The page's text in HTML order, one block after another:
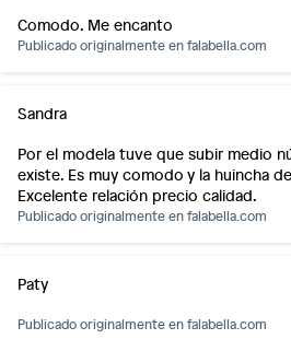
Comodo. Me encanto
Publicado originalmente enfalabella.com
Sandra
Por el modela tuve que subir medio
existe. Es muy comodo y la huincha
Excelente relación precio calidad.
Publicado originalmente enfalabella.com
Paty
Publicado originalmente enfalabella.com